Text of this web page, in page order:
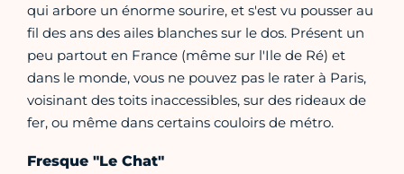
qui arbore un énorme sourire, et s'est vu pousser au
fil des ans des ailes blanches sur le dos. Présent un
peu partout en France (même sur l'Ile de Ré) et
dans le monde, vous ne pouvez pas le rater à Paris,
voisinant des toits inaccessibles, sur des rideaux de
fer, ou même dans certains couloirs de métro.
Fresque "Le Chat"